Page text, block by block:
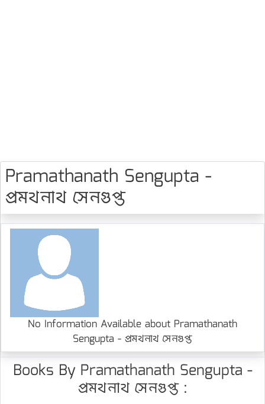
Pramathanath Sengupta -
প্রমথনাথ সেনগুপ্ত
No Information Available about Pramathanath
Sengupta - প্রমথনাথ সেনগুপ্ত
Books By Pramathanath Sengupta -
প্রমথনাথ সেনগুপ্ত :